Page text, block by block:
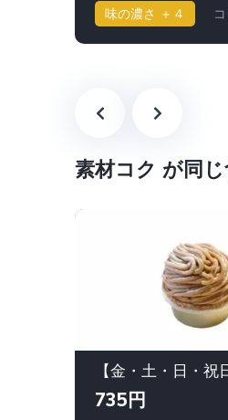
味の濃さ ＋４
素材コク が同
735円